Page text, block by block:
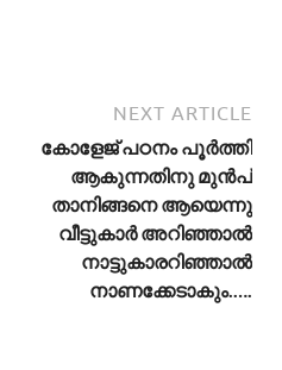
NEXT ARTICLE
കോളേജ് പഠനം പൂർത്തി
ആകുന്നതിനു മുൻപ്
താനിങ്ങനെ ആയെന്നു
വീട്ടുകാർ അറിഞ്ഞാൽ
നാട്ടുകാരറിഞ്ഞാൽ
നാണക്കേടാകും.….